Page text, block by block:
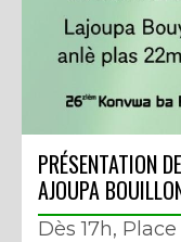
PRÉSENTATION
AJOUPA
Dès 17h,